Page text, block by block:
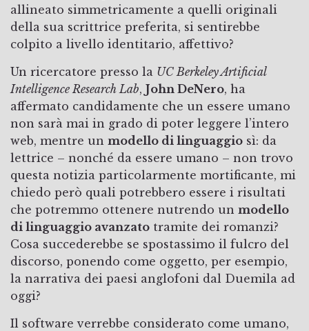
allineato simmetricamente a quelli originali
della sua scrittrice preferita, si sentirebbe
colpito a livello identitario, affettivo?
Un ricercatore presso la UC Berkeley Artificial
Intelligence Research Lab, John DeNero, ha
affermato candidamente che un essere umano
non sarà mai in grado di poter leggere l’intero
web, mentre un modello di linguaggio sì: da
lettrice – nonché da essere umano – non trovo
questa notizia particolarmente mortificante, mi
chiedo però quali potrebbero essere i risultati
che potremmo ottenere nutrendo un modello
di linguaggio avanzato tramite dei romanzi?
Cosa succederebbe se spostassimo il fulcro del
discorso, ponendo come oggetto, per esempio,
la narrativa dei paesi anglofoni dal Duemila ad
oggi?
Il software verrebbe considerato come umano,